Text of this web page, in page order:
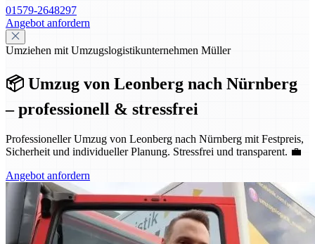
01579-2648297
Angebot anfordern
Umziehen mit Umzugslogistikunternehmen Müller
📦 Umzug von Leonberg nach Nürnberg
– professionell & stressfrei
Professioneller Umzug von Leonberg nach Nürnberg mit Festpreis,
Sicherheit und individueller Planung. Stressfrei und transparent. 💼
Angebot anfordern